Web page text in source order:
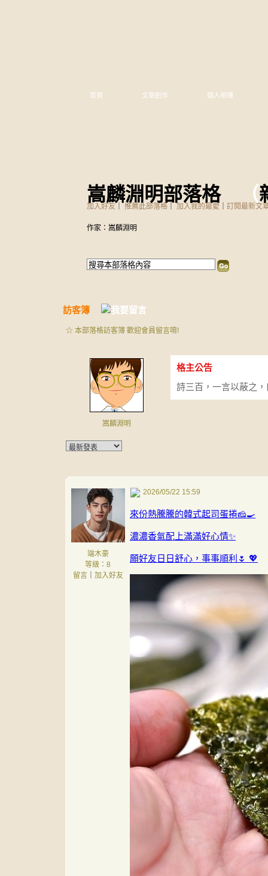
嵩麟淵明部落格（
首頁 文章創作 個人相簿
加入好友 推薦此部落格 加入我的最愛 訂閱最新文
作家：嵩麟淵明
訪客簿
☆ 本部落格訪客簿 歡迎會員留言唷!
嵩麟淵明
格主公告
詩三百，一言以蔽之
端木豪
等級：8
留言
加入好友
2026/05/22 15:59
來份熱騰騰的韓式起司蛋捲🧀🍳
濃濃香氣配上滿滿好心情✨
願好友日日舒心，事事順利🌷 💖